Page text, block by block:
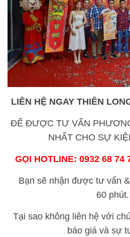
LIÊN HỆ NGAY THIÊN
ĐỂ ĐƯỢC TƯ VẤN
NHẤT CHO SỰ
GỌI HOTLINE: 0932 68
Bạn sẽ nhận được tư vấn
60 phút.
Tại sao không liên hệ với
báo giá và sự